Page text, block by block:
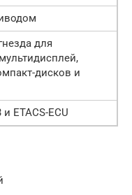
для
дисков и
ETACS-ECU